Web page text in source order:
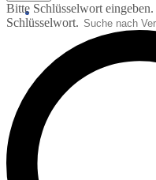
Bitte Schlüsselwort
Schlüsselwort.